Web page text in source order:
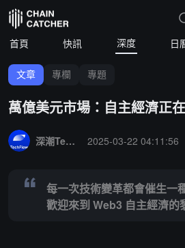
首頁 快訊 深度 日
文章 專欄 專題
萬億美元市場：自主經濟正
深潮TechFlow
2025-03-22 04:11:56
每一次技術變革都會催生一
歡迎來到 Web3 自主經濟的